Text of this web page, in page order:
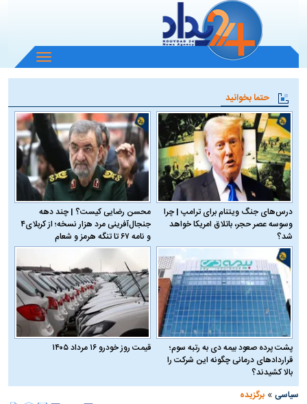
باز
و
منو
حتما بخوانید
درس‌های جنگ ویتنام برای ترامپ | چرا
وسوسه عصر حجر، باتلاق امریکا خواهد
شد؟
محسن رضایی کیست؟ | چند دهه
جنجال‌آفرینی مرد هزار نسخه؛ از کربلای۴
و نامه ۶۷ تا تنگه هرمز و شعام
پشت پرده صعود بیمه دی به رتبه سوم؛
قراردادهای درمانی چگونه این شرکت را
بالا کشیدند؟
قیمت روز خودرو ۱۶ مرداد ۱۴۰۵
سیاسی »برگزیده